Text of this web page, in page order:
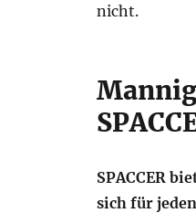
nicht.
SPACCER
sich für